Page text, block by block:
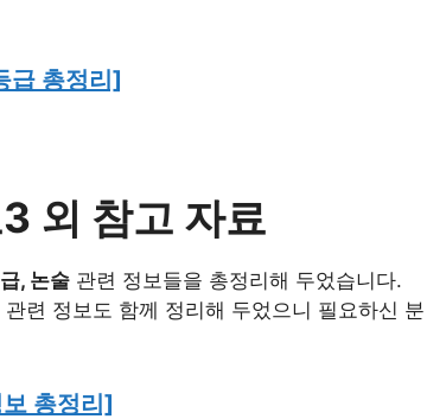
급 총정리]
외 참고 자료
, 논술 관련 정보들을 총정리해 두었습니다.
관련 정보도 함께 정리해 두었으니 필요하신 분
총정리]